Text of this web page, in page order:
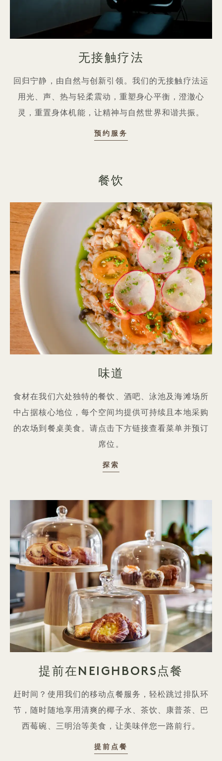
无接触疗法
回归宁静，由自然与创新引领。我们的无接触疗法运
用光、声、热与轻柔震动，重塑身心平衡，澄澈心
灵，重置身体机能，让精神与自然世界和谐共振。
预约服务
餐饮
味道
食材在我们六处独特的餐饮、酒吧、泳池及海滩场所
中占据核心地位，每个空间均提供可持续且本地采购
的农场到餐桌美食。请点击下方链接查看菜单并预订
席位。
探索
提前在NEIGHBORS点餐
赶时间？使用我们的移动点餐服务，轻松跳过排队环
节，随时随地享用清爽的椰子水、茶饮、康普茶、巴
西莓碗、三明治等美食，让美味伴您一路前行。
提前点餐